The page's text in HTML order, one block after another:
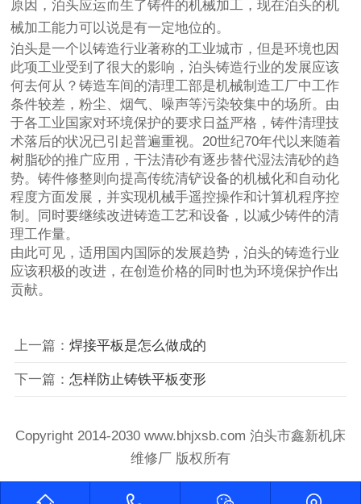
原因，泊头应运而生了铸件的机械加工，现在泊头的机
械加工能力可以说是有一定地位的。
泊头是一个以铸造行业著称的工业城市，但是环境也因
此项工业受到了很大的影响，泊头铸造行业的发展应该
何去何从？铸造车间的清理工部是机械制造工厂中工作
条件较差，粉尘、烟气、噪声等污染较集中的场所。由
于各工业国家对环境保护的要求日益严格，铸件清理技
术落后的状况已引起普遍重视。20世纪70年代以来随着
树脂砂的推广应用，干法清砂有逐步替代湿法清砂的趋
势。铸件修整则向提高传统清铲设备的机械化和自动化
程度方面发展，并实现机械手遥控操作和计算机程序控
制。同时要继续改进铸造工艺和设备，以减少铸件的清
理工作量。
由此可见，适用国内国际的发展趋势，泊头的铸造行业
应该积极的改进，在创造价格的同时也为环境保护作出
贡献。
上一篇： 焊接平板是怎么做成的
下一篇： 怎样防止铸铁平板变形
Copyright 2014-2030 www.bhjxsb.com 泊头市鑫新机床
维修厂 版权所有